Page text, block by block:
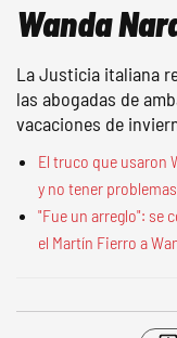
Wanda
La Justicia italiana
las abogadas de
vacaciones de
El truco que usaron
y no tener
"Fue un arreglo": se
el Martín Fierro a